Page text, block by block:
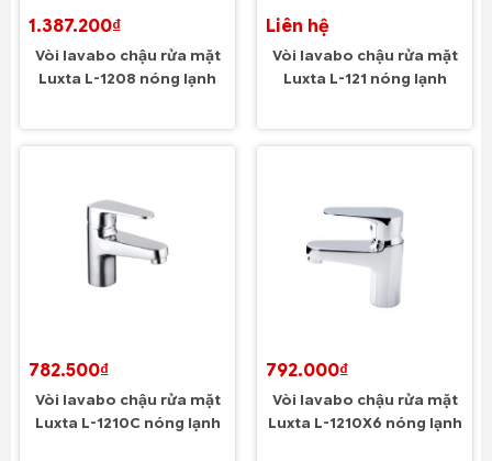
1.387.200₫
Vòi lavabo chậu rửa mặt
Luxta L-1208 nóng lạnh
Liên hệ
Vòi lavabo chậu rửa mặt
Luxta L-121 nóng lạnh
782.500₫
Vòi lavabo chậu rửa mặt
Luxta L-1210C nóng lạnh
792.000₫
Vòi lavabo chậu rửa mặt
Luxta L-1210X6 nóng lạnh